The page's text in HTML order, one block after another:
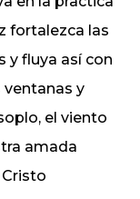
fortalezca las
y fluya así con
y
el viento
amada
Cristo